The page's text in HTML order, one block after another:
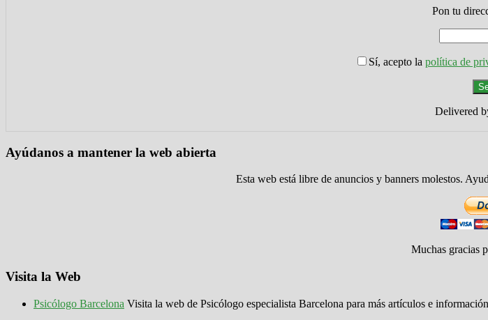
Pon tu
Sí, acepto la política de
Delivered
Ayúdanos a mantener la web abierta
Esta web está libre de anuncios y banners molestos.
Muchas gracias
Visita la Web
Psicólogo Barcelona Visita la web de Psicólogo especialista Barcelona para más artículos e información